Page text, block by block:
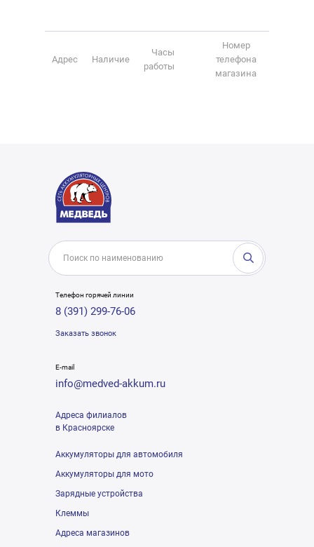
Адрес Наличие
Часы
работы
Номер
телефона
магазина
Телефон горячей линии
8 (391) 299-76-06
Заказать звонок
E-mail
info@medved-akkum.ru
Адреса филиалов
в Красноярске
Аккумуляторы для автомобиля
Аккумуляторы для мото
Зарядные устройства
Клеммы
Адреса магазинов